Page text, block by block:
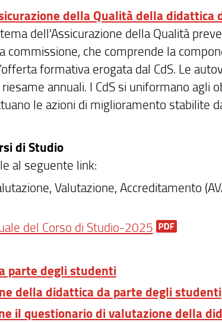
della Qualità della didattica
dell'Assicurazione della Qualità
commissione, che comprende la
formativa erogata dal CdS. Le
annuali. I CdS si uniformano agli
le azioni di miglioramento stabilite
di Studio
al seguente link:
Valutazione, Accreditamento
del Corso di Studio-2025
parte degli studenti
della didattica da parte degli studenti
il questionario di valutazione della